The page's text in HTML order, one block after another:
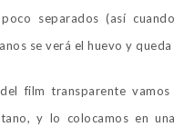
separados (así
se verá el huevo y
film transparente
y lo colocamos en